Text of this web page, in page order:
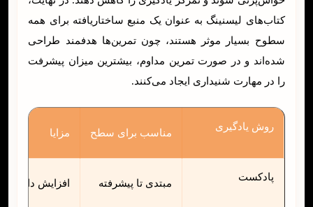
کتاب‌های لیسنینگ به عنوان یک منبع ساختاریافته برای همه
سطوح بسیار موثر هستند، چون تمرین‌ها هدفمند طراحی
شده‌اند و در صورت تمرین مداوم، بیشترین میزان پیشرفت
را در مهارت شنیداری ایجاد می‌کنند.
روش یادگیری
مناسب برای سطح مزایا
پادکست
مبتدی تا پیشرفته افزایش دایره